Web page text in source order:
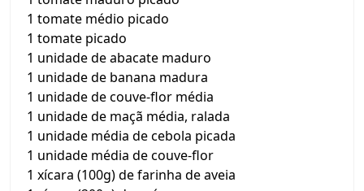
1 tomate médio picado
1 tomate picado
1 unidade de abacate maduro
1 unidade de banana madura
1 unidade de couve-flor média
1 unidade de maçã média, ralada
1 unidade média de cebola picada
1 unidade média de couve-flor
1 xícara (100g) de farinha de aveia